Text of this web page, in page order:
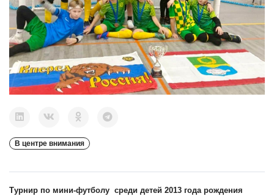
В центре внимания
Турнир по мини-футболу среди детей 2013 года рождения